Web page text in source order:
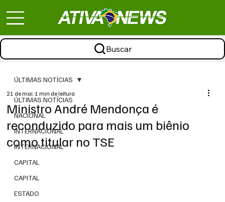
Buscar
ÚLTIMAS NOTÍCIAS
NACIONAL
INTERNACIONAL
INTERNACIONAL
CAPITAL
CAPITAL
ESTADO
ÚLTIMAS NOTÍCIAS
Ministro André Mendonça é
reconduzido para mais um biênio
como titular no TSE
21 de mai.1 min de leitura